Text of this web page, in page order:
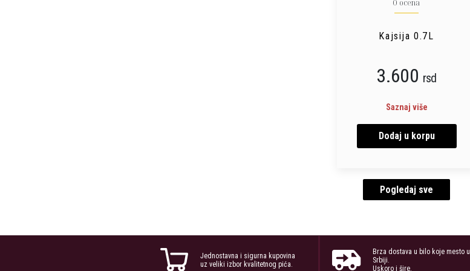
0 ocena
Kajsija 0.7L
3.600 rsd
Saznaj više
Dodaj u korpu
Pogledaj sve
Jednostavna i sigurna kupovina
uz veliki izbor kvalitetnog pića.
Brza dostava u bilo koje mesto u
Srbiji.
Uskoro i šire.